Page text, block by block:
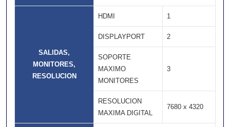
SALIDAS,
MONITORES,
RESOLUCION
HDMI 1
DISPLAYPORT 2
SOPORTE
MAXIMO
MONITORES
3
RESOLUCION
MAXIMA DIGITAL
7680 x 4320